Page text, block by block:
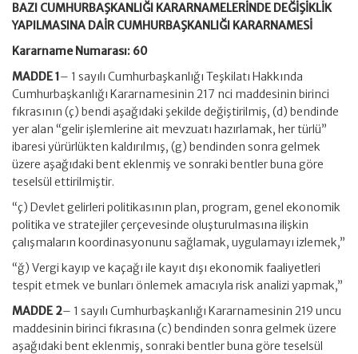
BAZI CUMHURBAŞKANLIĞI KARARNAMELERİNDE DEĞİŞİKLİK
YAPILMASINA DAİR CUMHURBAŞKANLIĞI KARARNAMESİ
Kararname Numarası: 60
MADDE 1– 1 sayılı Cumhurbaşkanlığı Teşkilatı Hakkında
Cumhurbaşkanlığı Kararnamesinin 217 nci maddesinin birinci
fıkrasının (ç) bendi aşağıdaki şekilde değiştirilmiş, (d) bendinde
yer alan “gelir işlemlerine ait mevzuatı hazırlamak, her türlü”
ibaresi yürürlükten kaldırılmış, (g) bendinden sonra gelmek
üzere aşağıdaki bent eklenmiş ve sonraki bentler buna göre
teselsül ettirilmiştir.
“ç) Devlet gelirleri politikasının plan, program, genel ekonomik
politika ve stratejiler çerçevesinde oluşturulmasına ilişkin
çalışmaların koordinasyonunu sağlamak, uygulamayı izlemek,”
“ğ) Vergi kayıp ve kaçağı ile kayıt dışı ekonomik faaliyetleri
tespit etmek ve bunları önlemek amacıyla risk analizi yapmak,”
MADDE 2– 1 sayılı Cumhurbaşkanlığı Kararnamesinin 219 uncu
maddesinin birinci fıkrasına (c) bendinden sonra gelmek üzere
aşağıdaki bent eklenmiş, sonraki bentler buna göre teselsül